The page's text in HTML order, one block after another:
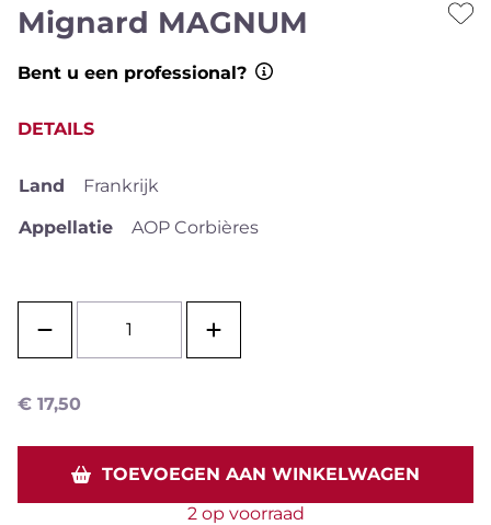
Mignard MAGNUM
Bent u een professional?
DETAILS
Land
Frankrijk
Appellatie
AOP Corbières
€ 17,50
TOEVOEGEN AAN WINKELWAGEN
2 op voorraad